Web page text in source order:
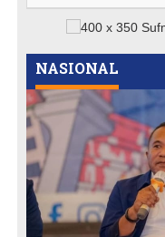
NASIONAL